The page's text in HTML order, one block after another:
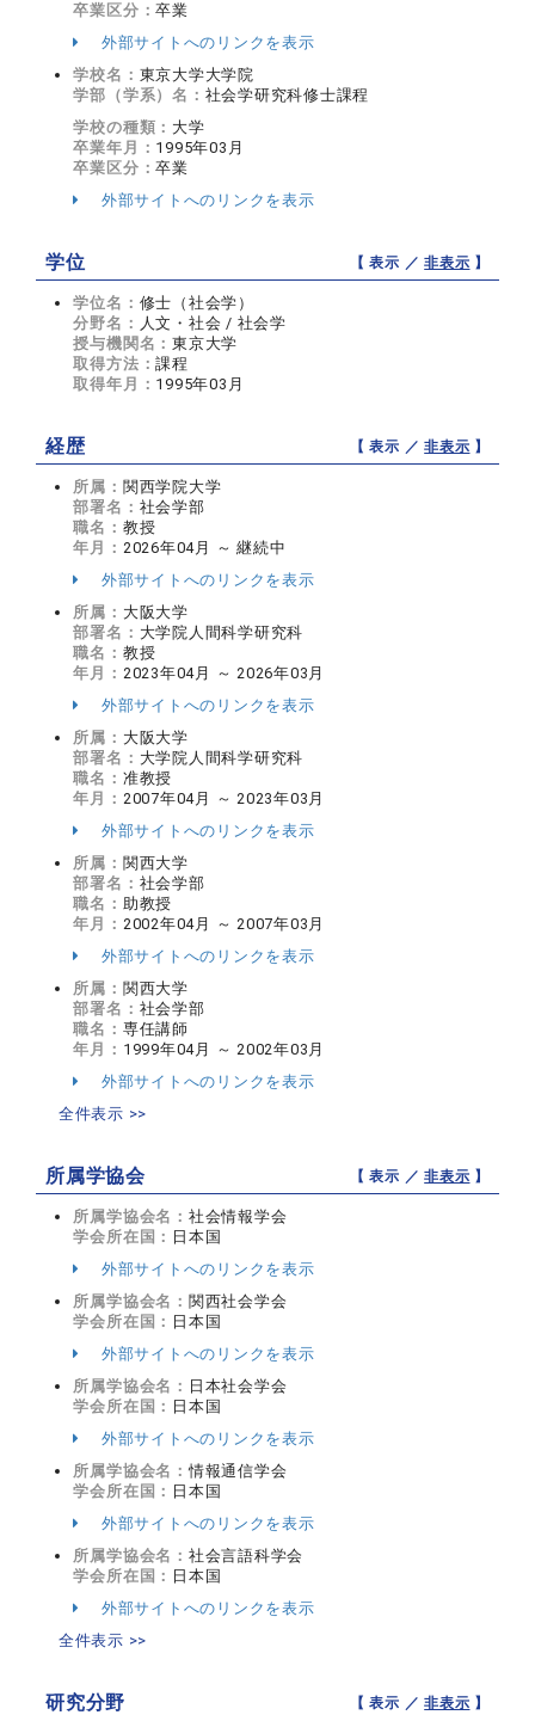
卒業区分：卒業
外部サイトへのリンクを表示
学校名： 東京大学大学院
学部（学系）名： 社会学研究科修士課程
学校の種類： 大学
卒業年月： 1995年03月
卒業区分：卒業
外部サイトへのリンクを表示
学位 【 表示 ／非表示 】
学位名： 修士（社会学）
分野名： 人文・社会 / 社会学
授与機関名：東京大学
取得方法：課程
取得年月： 1995年03月
経歴 【 表示 ／非表示 】
所属： 関西学院大学
部署名： 社会学部
職名： 教授
年月： 2026年04月 ～ 継続中
外部サイトへのリンクを表示
所属： 大阪大学
部署名： 大学院人間科学研究科
職名： 教授
年月： 2023年04月 ～ 2026年03月
外部サイトへのリンクを表示
所属： 大阪大学
部署名： 大学院人間科学研究科
職名： 准教授
年月： 2007年04月 ～ 2023年03月
外部サイトへのリンクを表示
所属： 関西大学
部署名： 社会学部
職名： 助教授
年月： 2002年04月 ～ 2007年03月
外部サイトへのリンクを表示
所属： 関西大学
部署名： 社会学部
職名： 専任講師
年月： 1999年04月 ～ 2002年03月
外部サイトへのリンクを表示
全件表示 >>
所属学協会 【 表示 ／非表示 】
所属学協会名： 社会情報学会
学会所在国： 日本国
外部サイトへのリンクを表示
所属学協会名： 関西社会学会
学会所在国： 日本国
外部サイトへのリンクを表示
所属学協会名： 日本社会学会
学会所在国： 日本国
外部サイトへのリンクを表示
所属学協会名：情報通信学会
学会所在国： 日本国
外部サイトへのリンクを表示
所属学協会名： 社会言語科学会
学会所在国： 日本国
外部サイトへのリンクを表示
全件表示 >>
研究分野 【 表示 ／非表示 】